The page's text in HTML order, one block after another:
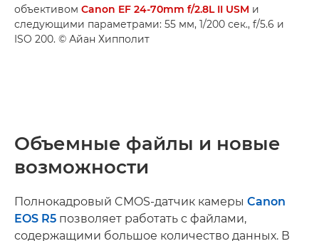
объективом Canon EF 24-70mm f/2.8L II USM и
следующими параметрами: 55 мм, 1/200 сек., f/5.6 и
ISO 200. © Айан Хипполит
Объемные файлы и новые
возможности
Полнокадровый CMOS-датчик камеры Canon
EOS R5 позволяет работать с файлами,
содержащими большое количество данных. В